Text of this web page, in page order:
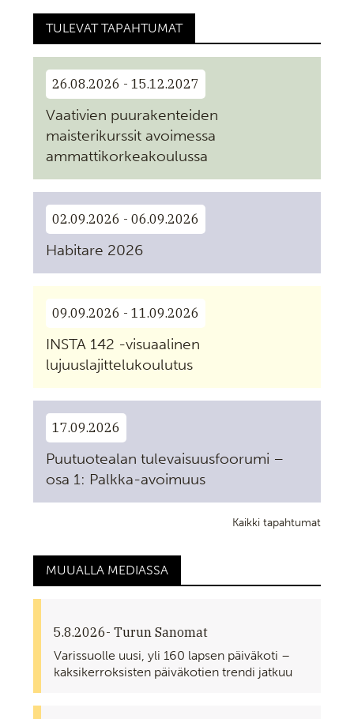
TULEVAT TAPAHTUMAT
26.08.2026 - 15.12.2027
Vaativien puurakenteiden
maisterikurssit avoimessa
ammattikorkeakoulussa
02.09.2026 - 06.09.2026
Habitare 2026
09.09.2026 - 11.09.2026
INSTA 142 -visuaalinen
lujuuslajittelukoulutus
17.09.2026
Puutuotealan tulevaisuusfoorumi –
osa 1: Palkka-avoimuus
Kaikki tapahtumat
MUUALLA MEDIASSA
5.8.2026- Turun Sanomat
Varissuolle uusi, yli 160 lapsen päiväkoti –
kaksikerroksisten päiväkotien trendi jatkuu